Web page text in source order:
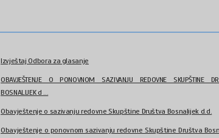
Izvještaj Odbora za glasanje
OBAVJEŠTENJE O PONOVNOM SAZIVANJU REDOVNE SKUPŠTINE
BOSNALIJEK d ...
Obavještenje o sazivanju redovne Skupštine Društva Bosnalijek d.d.
Obavještenje o ponovnom sazivanju redovne Skupštine Društva